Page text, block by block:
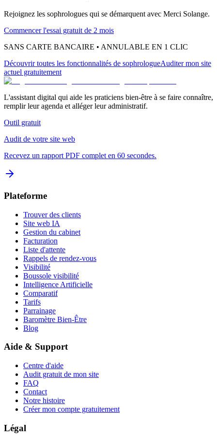
Rejoignez les sophrologues qui se démarquent avec Merci Solange.
Commencer l'essai gratuit de 2 mois
SANS CARTE BANCAIRE • ANNULABLE EN 1 CLIC
Découvrir toutes les fonctionnalités de sophrologueAuditer mon site
actuel gratuitement
L'assistant digital qui aide les praticiens bien-être à se faire connaître,
remplir leur agenda et alléger leur administratif.
Outil gratuit
Audit de votre site web
Recevez un rapport PDF complet en 60 secondes.
Plateforme
Trouver des clients
Site web IA
Gestion du cabinet
Facturation
Liste d'attente
Rappels de rendez-vous
Visibilité
Boussole visibilité
Intelligence Artificielle
Comparatif
Tarifs
Parrainage
Baromètre Bien-Être
Blog
Aide & Support
Centre d'aide
Audit gratuit de mon site
FAQ
Contact
Notre histoire
Créer mon compte gratuitement
Légal